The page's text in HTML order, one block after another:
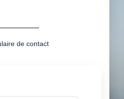
de contact